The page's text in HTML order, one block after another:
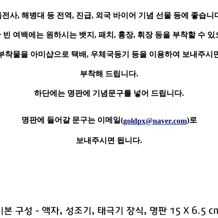
전사, 해병대 등 전역, 진급, 외국 바이어 기념 선물 등에 좋습니
빈 여백에는 원하시는 뱃지, 패치, 흉장, 휘장 등을 부착할 수 있
착물을 아미샵으로 택배, 우체국등기 등을 이용하여 보내주시
부착해 드립니다.
하단에는 명판에 기념문구를 넣어 드립니다.
명판에 들어갈 문구는 이메일(goldpx@naver.com)로
보내주시면 됩니다.